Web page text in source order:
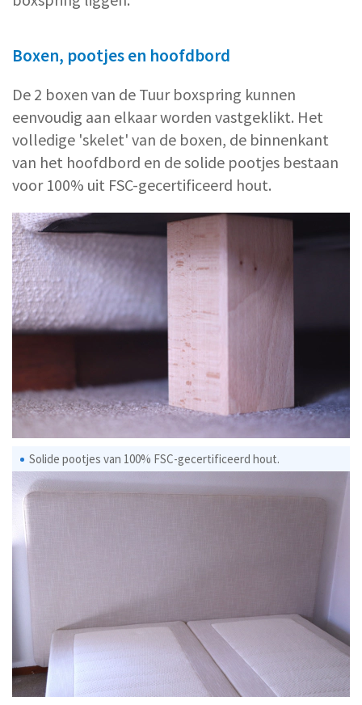
Boxen, pootjes en hoofdbord
De 2 boxen van de Tuur boxspring kunnen
eenvoudig aan elkaar worden vastgeklikt. Het
volledige 'skelet' van de boxen, de binnenkant
van het hoofdbord en de solide pootjes bestaan
voor 100% uit FSC-gecertificeerd hout.
Solide pootjes van 100% FSC-gecertificeerd hout.